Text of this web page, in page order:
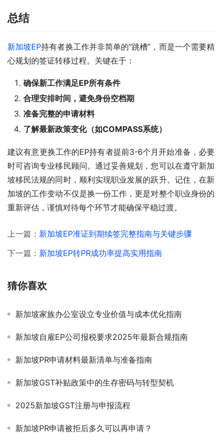
总结
新加坡EP持有者换工作并非简单的”跳槽”，而是一个需要精
心规划的签证转移过程。关键在于：
确保新工作满足EP所有条件
合理安排时间，避免身份空档期
准备完整的申请材料
了解最新政策变化（如COMPASS系统）
建议有意更换工作的EP持有者提前3-6个月开始准备，必要
时可咨询专业移民顾问。通过妥善规划，您可以在遵守新加
坡移民法规的同时，顺利实现职业发展的跃升。记住，在新
加坡的工作变动不仅是换一份工作，更是对整个职业身份的
重新评估，谨慎对待每个环节才能确保平稳过渡。
上一篇： 新加坡EP准证到期续签完整指南与关键步骤
下一篇： 新加坡EP转PR成功率提高实用指南
猜你喜欢
新加坡家族办公室设立专业价值与成本优化指南
新加坡自雇EP公司报税要求2025年最新合规指南
新加坡PR申请材料最新清单与准备指南
新加坡GST补贴政策中的生存密码与转型契机
2025新加坡GST注册与申报流程
新加坡PR申请被拒后多久可以再申请？